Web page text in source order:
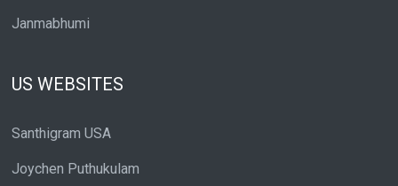
Janmabhumi
US WEBSITES
Santhigram USA
Joychen Puthukulam